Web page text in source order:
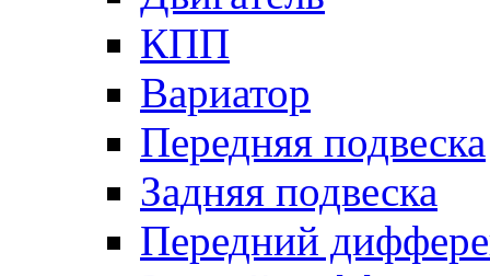
КПП
Вариатор
Передняя подвеска
Задняя подвеска
Передний